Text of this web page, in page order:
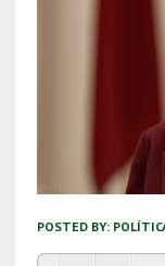
POSTED BY: